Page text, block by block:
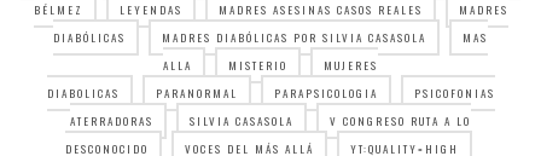
BÉLMEZ
LEYENDAS MADRES ASESINAS CASOS REALES
MADRES
DIABÓLICAS
MADRES DIABÓLICAS POR SILVIA CASASOLA
MAS
ALLA
MISTERIO
MUJERES
DIABOLICAS
PARANORMAL PARAPSICOLOGIA
PSICOFONIAS
ATERRADORAS
SILVIA CASASOLA
V CONGRESO RUTA A LO
DESCONOCIDO
VOCES DEL MÁS ALLÁ YT:QUALITY=HIGH